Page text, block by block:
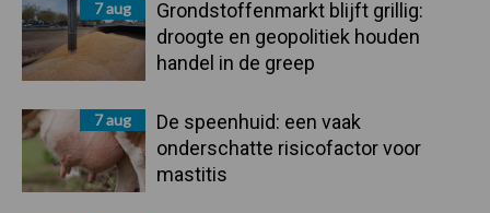
7 aug
Grondstoffenmarkt blijft grillig:
droogte en geopolitiek houden
handel in de greep
7 aug
De speenhuid: een vaak
onderschatte risicofactor voor
mastitis